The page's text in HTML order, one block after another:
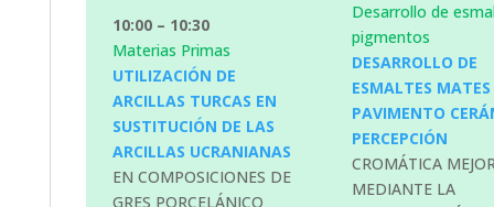
10:00 – 10:30
Materias Primas
UTILIZACIÓN DE
ARCILLAS TURCAS EN
SUSTITUCIÓN DE LAS
ARCILLAS UCRANIANAS
EN COMPOSICIONES DE
GRES PORCELÁNICO
Desarrollo de
pigmentos
DESARROLLO DE
ESMALTES
PAVIMENTO
PERCEPCIÓN
CROMÁTICA
MEDIANTE LA